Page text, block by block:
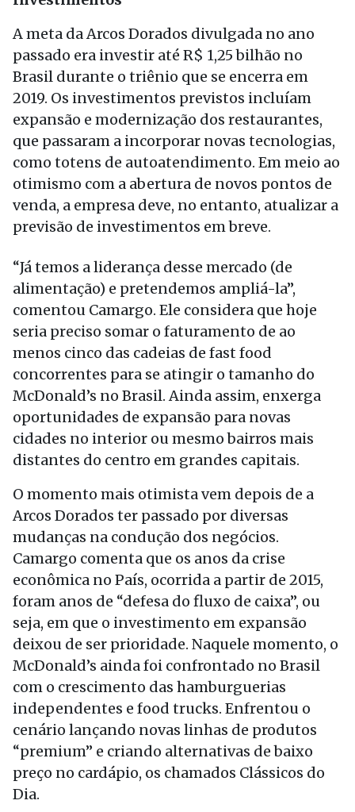
A meta da Arcos Dorados divulgada no ano
passado era investir até R$ 1,25 bilhão no
Brasil durante o triênio que se encerra em
2019. Os investimentos previstos incluíam
expansão e modernização dos restaurantes,
que passaram a incorporar novas tecnologias,
como totens de autoatendimento. Em meio ao
otimismo com a abertura de novos pontos de
venda, a empresa deve, no entanto, atualizar a
previsão de investimentos em breve.
“Já temos a liderança desse mercado (de
alimentação) e pretendemos ampliá-la”,
comentou Camargo. Ele considera que hoje
seria preciso somar o faturamento de ao
menos cinco das cadeias de fast food
concorrentes para se atingir o tamanho do
McDonald’s no Brasil. Ainda assim, enxerga
oportunidades de expansão para novas
cidades no interior ou mesmo bairros mais
distantes do centro em grandes capitais.
O momento mais otimista vem depois de a
Arcos Dorados ter passado por diversas
mudanças na condução dos negócios.
Camargo comenta que os anos da crise
econômica no País, ocorrida a partir de 2015,
foram anos de “defesa do fluxo de caixa”, ou
seja, em que o investimento em expansão
deixou de ser prioridade. Naquele momento, o
McDonald’s ainda foi confrontado no Brasil
com o crescimento das hamburguerias
independentes e food trucks. Enfrentou o
cenário lançando novas linhas de produtos
“premium” e criando alternativas de baixo
preço no cardápio, os chamados Clássicos do
Dia.